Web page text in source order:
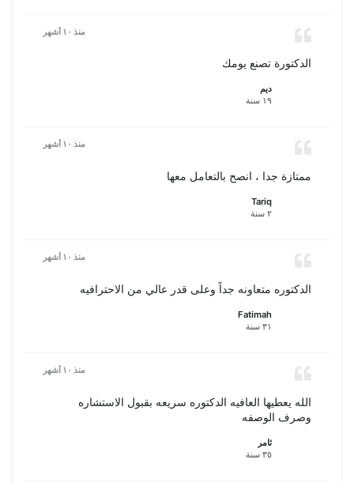
منذ ١٠ أشهر
الدكتورة تصنع يومك
ديم
١٩ سنة
منذ ١٠ أشهر
ممتازة جدا ، انصح بالتعامل معها
Tariq
٢ سنة
منذ ١٠ أشهر
الدكتوره متعاونه جداً وعلى قدر عالي من الاحترافيه
Fatimah
٣١ سنة
منذ ١٠ أشهر
الله يعطيها العافيه الدكتوره سريعه بقبول الاستشاره
وصرف الوصفه
ثامر
٣٥ سنة